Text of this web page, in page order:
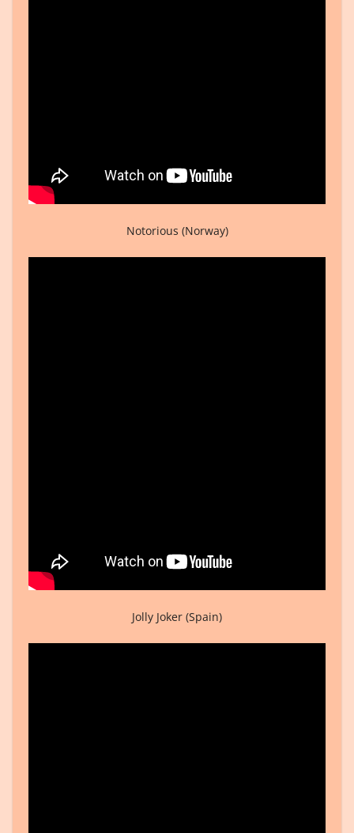
Notorious (Norway)
Jolly Joker (Spain)